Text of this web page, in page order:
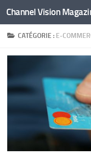
Skip to content
Channel Vision
CATÉGORIE : E-